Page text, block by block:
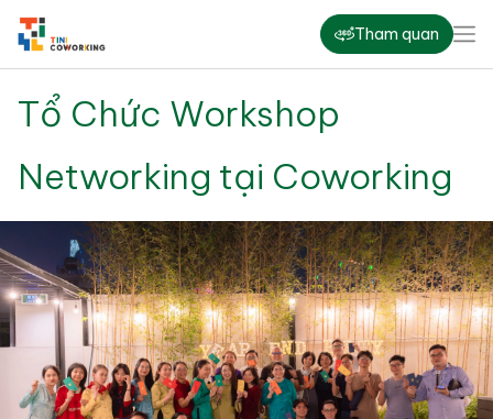
Tham quan
Tổ Chức Workshop
Networking tại Coworking